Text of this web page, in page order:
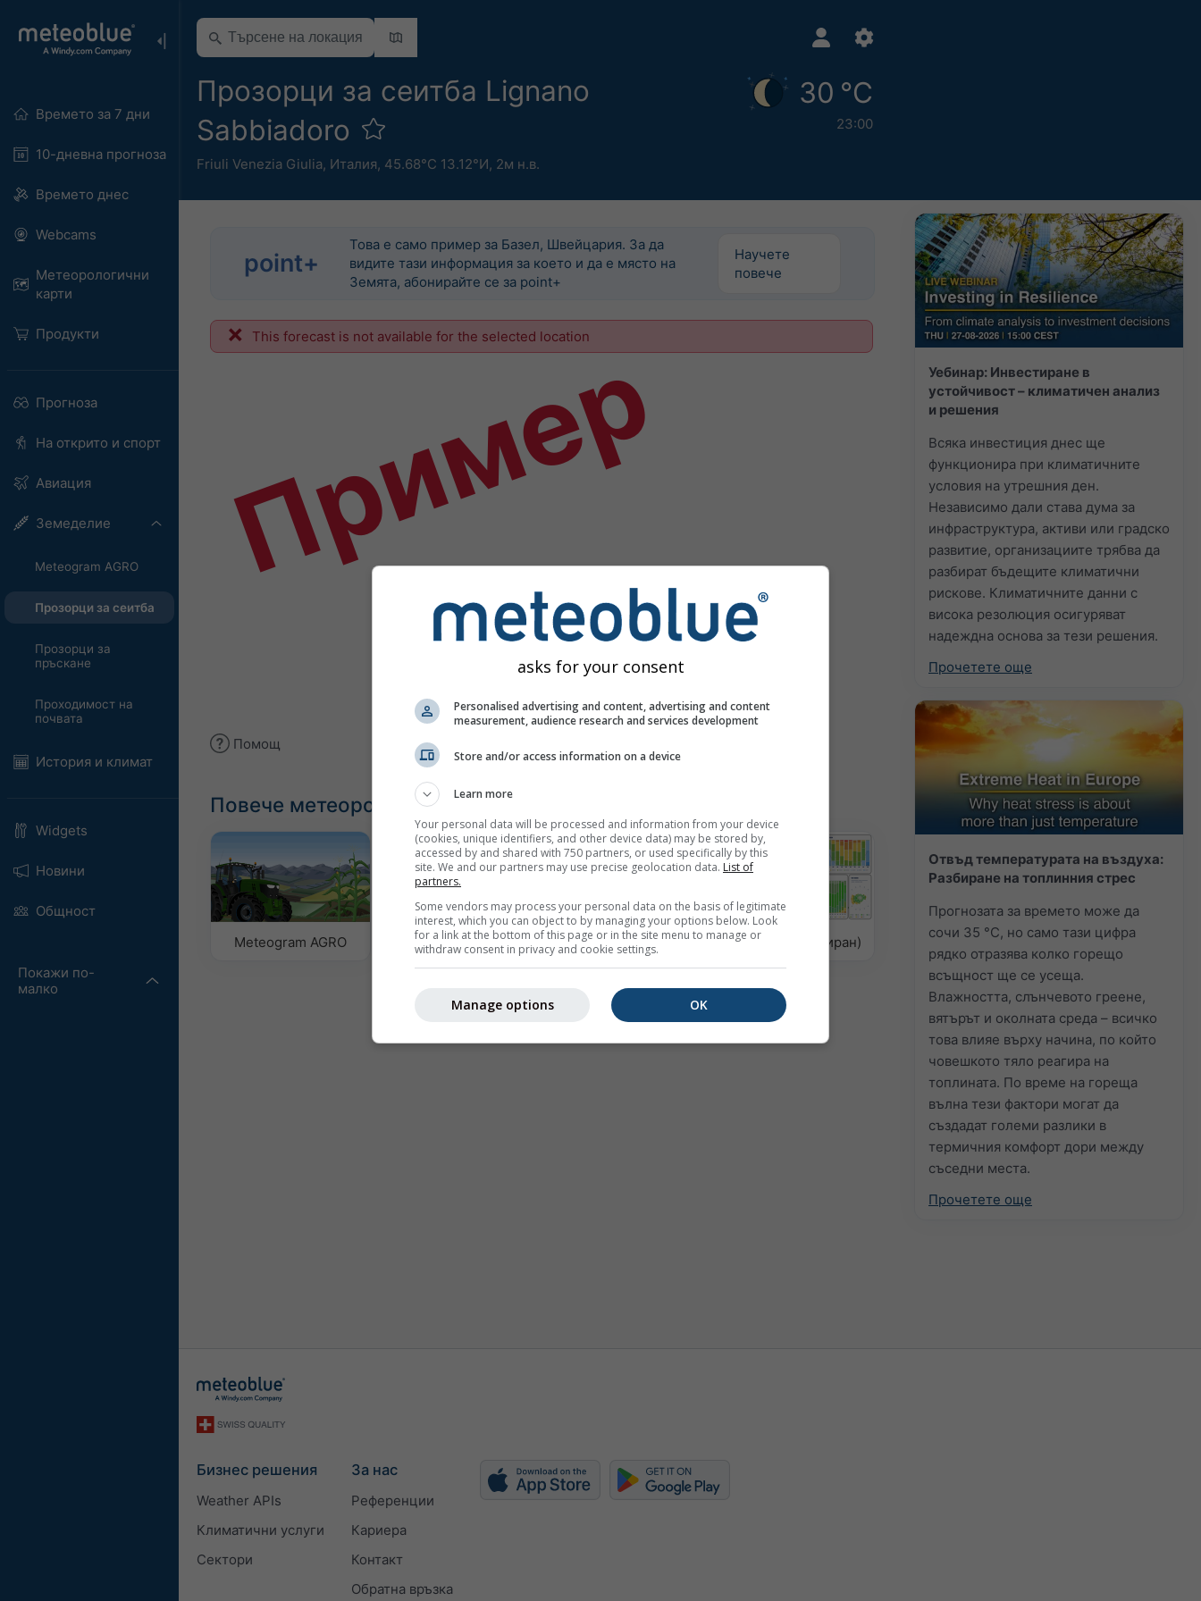
Времето за 7 дни
10-дневна прогноза
Времето днес
Webcams
Метеорологични
карти
Продукти
Прогноза
На открито и спорт
Авиация
Земеделие
Meteogram AGRO
Прозорци за сеитба
Прозорци за
пръскане
Проходимост на
почвата
История и климат
Widgets
Новини
Общност
Покажи по-
малко
Прозорци за сеитба Lignano
Sabbiadoro
Friuli Venezia Giulia, Италия, 45.68°С 13.12°И, 2м н.в.
30 °C
23:00
Уебинар: Инвестиране в
устойчивост – климатичен анализ
и решения
Всяка инвестиция днес ще
функционира при климатичните
условия на утрешния ден.
Независимо дали става дума за
инфраструктура, активи или градско
развитие, организациите трябва да
разбират бъдещите климатични
рискове. Климатичните данни с
висока резолюция осигуряват
надеждна основа за тези решения.
Прочетете още
Отвъд температурата на въздуха:
Разбиране на топлинния стрес
Прогнозата за времето може да
сочи 35 °C, но само тази цифра
рядко отразява колко горещо
всъщност ще се усеща.
Влажността, слънчевото греене,
вятърът и околната среда – всичко
това влияе върху начина, по който
човешкото тяло реагира на
топлината. По време на гореща
вълна тези фактори могат да
създадат големи разлики в
термичния комфорт дори между
съседни места.
Прочетете още
point+
Това е само пример за Базел, Швейцария. За да
видите тази информация за което и да е място на
Земята, абонирайте се за point+
Научете
повече
This forecast is not available for the selected location
Пример
Помощ
Повече метеорологични данни
Meteogram AGRO Термики Сезонна прогноза Климат (моделиран)
Бизнес решения
Weather APIs
Климатични услуги
Сектори
За нас
Референции
Кариера
Контакт
Обратна връзка
asks for your consent
Personalised advertising and content, advertising and content
measurement, audience research and services development
Store and/or access information on a device
Learn more
Your personal data will be processed and information from your device
(cookies, unique identifiers, and other device data) may be stored by,
accessed by and shared with 750 partners, or used specifically by this
site. We and our partners may use precise geolocation data. List of
partners.
Some vendors may process your personal data on the basis of legitimate
interest, which you can object to by managing your options below. Look
for a link at the bottom of this page or in the site menu to manage or
withdraw consent in privacy and cookie settings.
OK
Manage options